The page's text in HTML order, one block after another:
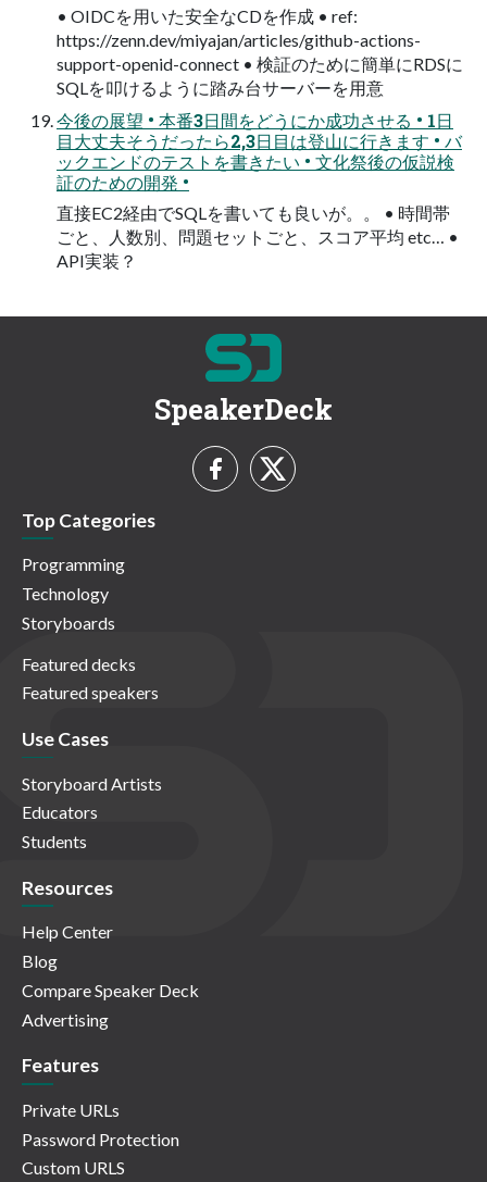
• OIDCを用いた安全なCDを作成 • ref:
https://zenn.dev/miyajan/articles/github-actions-
support-openid-connect • 検証のために簡単にRDSに
SQLを叩けるように踏み台サーバーを用意
今後の展望 • 本番3日間をどうにか成功させる • 1日
目大丈夫そうだったら2,3日目は登山に行きます • バ
ックエンドのテストを書きたい • 文化祭後の仮説検
証のための開発 •
直接EC2経由でSQLを書いても良いが。。 • 時間帯
ごと、人数別、問題セットごと、スコア平均 etc… •
API実装？
SpeakerDeck
Top Categories
Programming
Technology
Storyboards
Featured decks
Featured speakers
Use Cases
Storyboard Artists
Educators
Students
Resources
Help Center
Blog
Compare Speaker Deck
Advertising
Features
Private URLs
Password Protection
Custom URLS